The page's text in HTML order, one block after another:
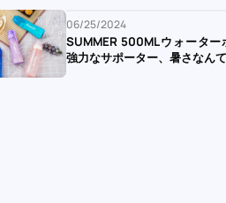
06/25/2024
SUMMER 500MLウォーター
強力なサポーター、暑さなん